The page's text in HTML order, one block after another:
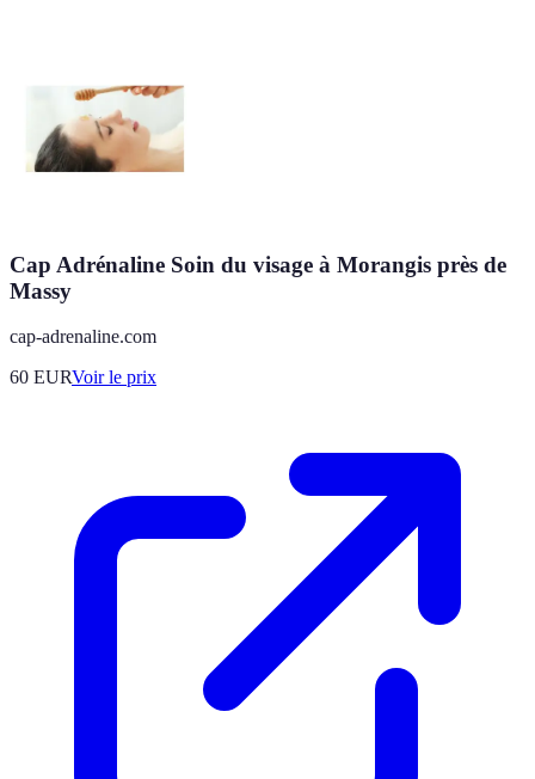
Cap Adrénaline Soin du visage à Morangis près de
Massy
cap-adrenaline.com
60 EURVoir le prix